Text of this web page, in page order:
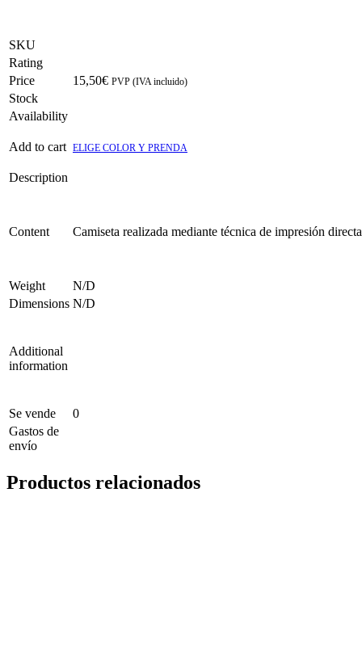
SKU
Rating
Price
15,50€ PVP (IVA incluido)
Stock
Availability
Add to cart ELIGE COLOR Y PRENDA
Description
Content Camiseta realizada mediante técnica de impresión
Weight
N/D
Dimensions N/D
Additional
information
Se vende
0
Gastos de
envío
Productos relacionados